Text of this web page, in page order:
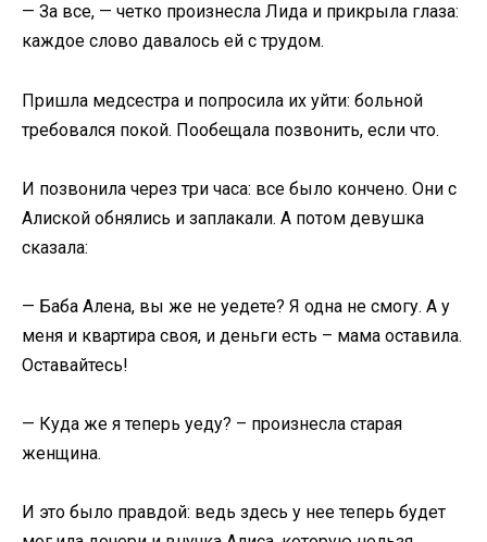
— За все, — четко произнесла Лида и прикрыла глаза:
каждое слово давалось ей с трудом.
Пришла медсестра и попросила их уйти: больной
требовался покой. Пообещала позвонить, если что.
И позвонила через три часа: все было кончено. Они с
Алиской обнялись и заплакали. А потом девушка
сказала:
— Баба Алена, вы же не уедете? Я одна не смогу. А у
меня и квартира своя, и деньги есть – мама оставила.
Оставайтесь!
— Куда же я теперь уеду? – произнесла старая
женщина.
И это было правдой: ведь здесь у нее теперь будет